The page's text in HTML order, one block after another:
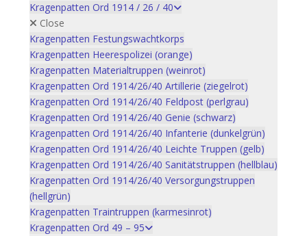
Kragenpatten Ord 1914 / 26 / 40
Close
Kragenpatten Festungswachtkorps
Kragenpatten Heerespolizei (orange)
Kragenpatten Materialtruppen (weinrot)
Kragenpatten Ord 1914/26/40 Artillerie (ziegelrot)
Kragenpatten Ord 1914/26/40 Feldpost (perlgrau)
Kragenpatten Ord 1914/26/40 Genie (schwarz)
Kragenpatten Ord 1914/26/40 Infanterie (dunkelgrün)
Kragenpatten Ord 1914/26/40 Leichte Truppen (gelb)
Kragenpatten Ord 1914/26/40 Sanitätstruppen (hellblau)
Kragenpatten Ord 1914/26/40 Versorgungstruppen
(hellgrün)
Kragenpatten Traintruppen (karmesinrot)
Kragenpatten Ord 49 – 95